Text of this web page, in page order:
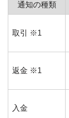
通知の種類
取引 ※1
返金 ※1
入金